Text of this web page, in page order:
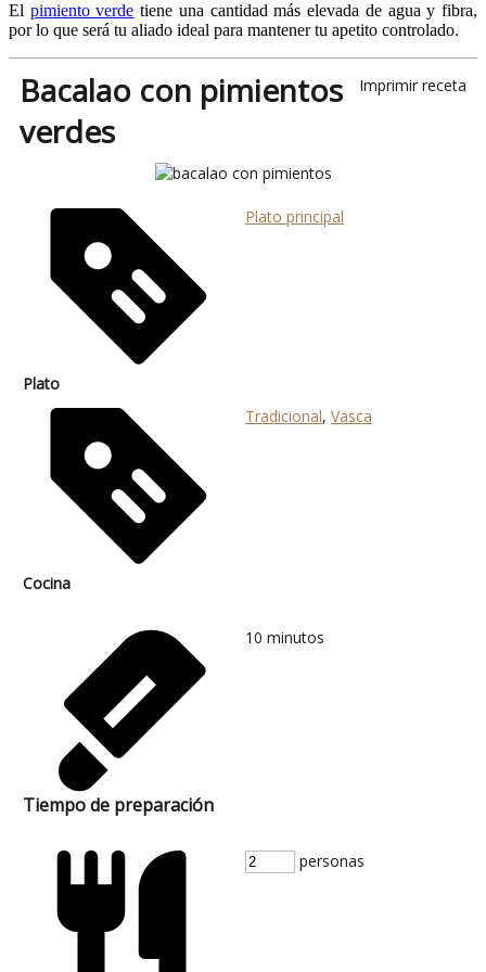
El pimiento verde tiene una cantidad más elevada de agua y fibra,
por lo que será tu aliado ideal para mantener tu apetito controlado.
Imprimir receta
Bacalao con pimientos
verdes
Plato
Plato principal
Cocina
Tradicional, Vasca
Tiempo de preparación
10 minutos
personas